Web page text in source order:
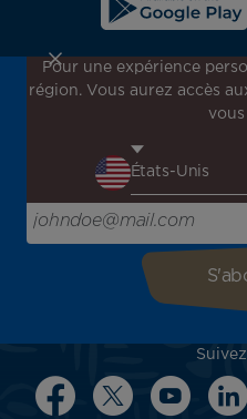
Inscrivez-vous à notre
Recevez en avant-première
l'inspiration pour votre
Saisissez votre adresse e-
Pour une expérience
région. Vous aurez accès
vous